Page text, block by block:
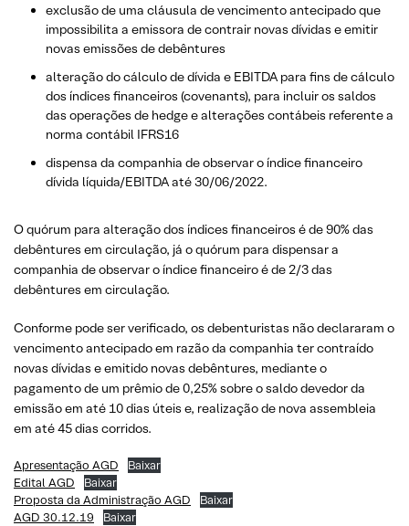
exclusão de uma cláusula de vencimento antecipado que
impossibilita a emissora de contrair novas dívidas e emitir
novas emissões de debêntures
alteração do cálculo de dívida e EBITDA para fins de cálculo
dos índices financeiros (covenants), para incluir os saldos
das operações de hedge e alterações contábeis referente a
norma contábil IFRS16
dispensa da companhia de observar o índice financeiro
dívida líquida/EBITDA até 30/06/2022.
O quórum para alteração dos índices financeiros é de 90% das
debêntures em circulação, já o quórum para dispensar a
companhia de observar o índice financeiro é de 2/3 das
debêntures em circulação.
Conforme pode ser verificado, os debenturistas não declararam o
vencimento antecipado em razão da companhia ter contraído
novas dívidas e emitido novas debêntures, mediante o
pagamento de um prêmio de 0,25% sobre o saldo devedor da
emissão em até 10 dias úteis e, realização de nova assembleia
em até 45 dias corridos.
Apresentação AGD
Baixar
Edital AGD
Baixar
Proposta da Administração AGD
Baixar
AGD 30.12.19
Baixar